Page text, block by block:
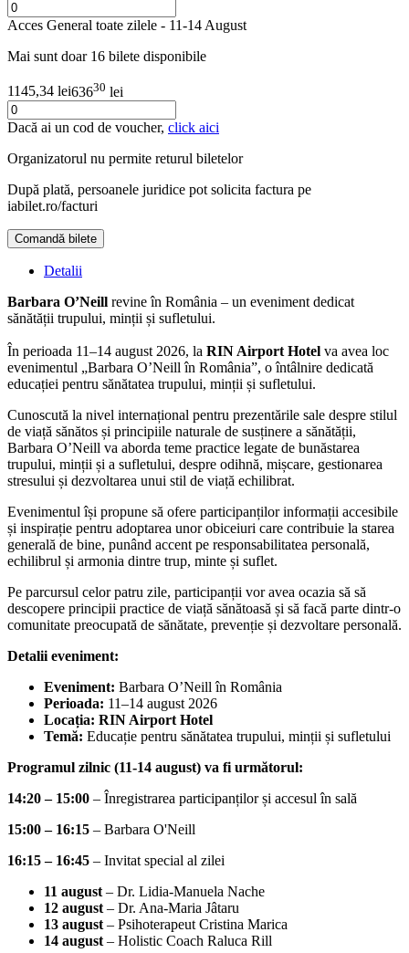
Acces General toate zilele - 11-14 August
Mai sunt doar 16 bilete disponibile
1145,34 lei63630 lei
Dacă ai un cod de voucher, click aici
Organizatorul nu permite returul biletelor
După plată, persoanele juridice pot solicita factura pe
iabilet.ro/facturi
Comandă bilete
Detalii
Barbara O’Neill revine în România – un eveniment dedicat
sănătății trupului, minții și sufletului.
În perioada 11–14 august 2026, la RIN Airport Hotel va avea loc
evenimentul „Barbara O’Neill în România”, o întâlnire dedicată
educației pentru sănătatea trupului, minții și sufletului.
Cunoscută la nivel internațional pentru prezentările sale despre stilul
de viață sănătos și principiile naturale de susținere a sănătății,
Barbara O’Neill va aborda teme practice legate de bunăstarea
trupului, minții și a sufletului, despre odihnă, mișcare, gestionarea
stresului și dezvoltarea unui stil de viață echilibrat.
Evenimentul își propune să ofere participanților informații accesibile
și inspirație pentru adoptarea unor obiceiuri care contribuie la starea
generală de bine, punând accent pe responsabilitatea personală,
echilibrul și armonia dintre trup, minte și suflet.
Pe parcursul celor patru zile, participanții vor avea ocazia să să
descopere principii practice de viață sănătoasă și să facă parte dintr-o
comunitate preocupată de sănătate, prevenție și dezvoltare personală.
Detalii eveniment:
Eveniment: Barbara O’Neill în România
Perioada: 11–14 august 2026
Locația: RIN Airport Hotel
Temă: Educație pentru sănătatea trupului, minții și sufletului
Programul zilnic (11-14 august) va fi următorul:
14:20 – 15:00 – Înregistrarea participanților și accesul în sală
15:00 – 16:15 – Barbara O'Neill
16:15 – 16:45 – Invitat special al zilei
11 august – Dr. Lidia-Manuela Nache
12 august – Dr. Ana-Maria Jâtaru
13 august – Psihoterapeut Cristina Marica
14 august – Holistic Coach Raluca Rill